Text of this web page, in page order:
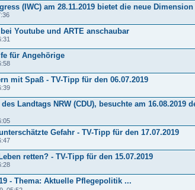
(IWC) am 28.11.2019 bietet die neue
Youtube und ARTE anschaubar
für Angehörige
mit Spaß - TV-Tipp für den 06.07.2019
Landtags NRW (CDU), besuchte am 16.08.2019
Gefahr - TV-Tipp für den 17.07.2019
retten? - TV-Tipp für den 15.07.2019
- Thema: Aktuelle Pflegepolitik ...